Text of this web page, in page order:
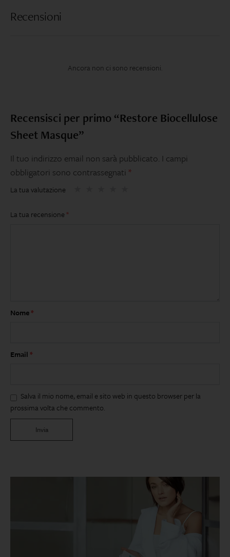
Recensioni
Ancora non ci sono recensioni.
Recensisci per primo “Restore Biocellulose
Sheet Masque”
Il tuo indirizzo email non sarà pubblicato. I campi
obbligatori sono contrassegnati *
La tua valutazione
La tua recensione *
Nome*
Email*
Salva il mio nome, email e sito web in questo browser per la
prossima volta che commento.